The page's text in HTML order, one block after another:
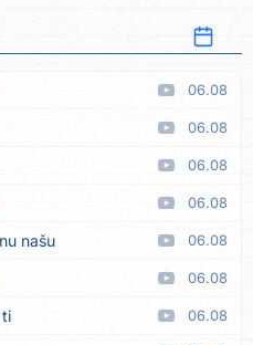
06.08
06.08
06.08
06.08
našu 06.08
06.08
ti 06.08